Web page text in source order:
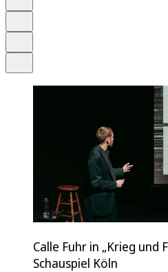
Calle Fuhr in „Krieg und
Schauspiel Köln